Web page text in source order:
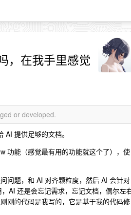
，在我手里感觉
or developed.
提供足够的文档。
功能（感觉最有用的功能就这个了），使
问题，和 AI 对齐颗粒度，然后 AI 会针对
AI 还是会忘记需求，忘记文档，偶尔左
刚的代码是我写的，它是基于我的代码修